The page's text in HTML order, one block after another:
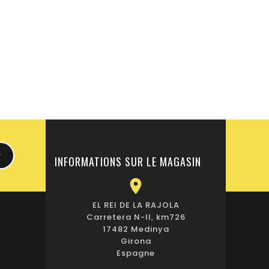
INFORMATIONS SUR LE MAGASIN

EL REI DE LA RAJOLA
Carretera N-II, km726
17482 Medinya
Girona
Espagne